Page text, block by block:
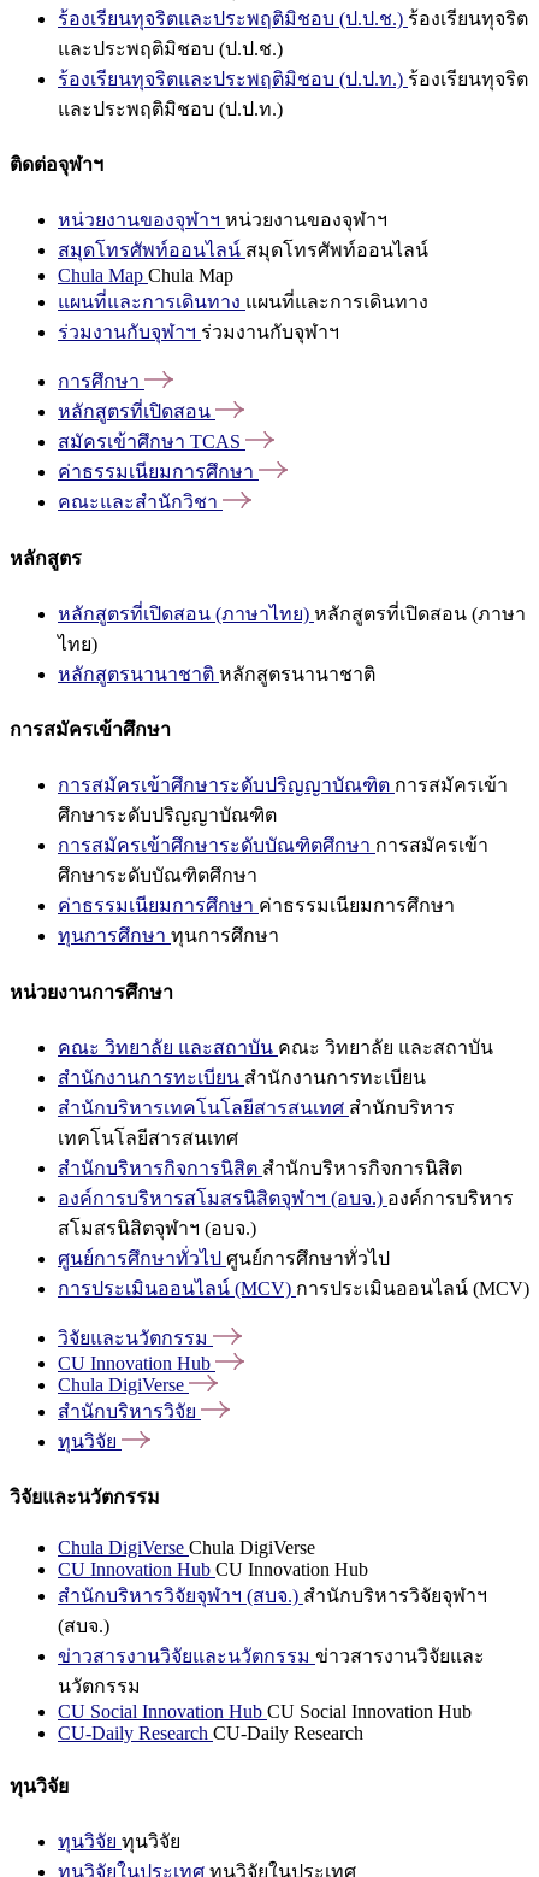
ร้องเรียนทุจริตและประพฤติมิชอบ (ป.ป.ช.) ร้องเรียนทุจริต
และประพฤติมิชอบ (ป.ป.ช.)
ร้องเรียนทุจริตและประพฤติมิชอบ (ป.ป.ท.) ร้องเรียนทุจริต
และประพฤติมิชอบ (ป.ป.ท.)
ติดต่อจุฬาฯ
หน่วยงานของจุฬาฯ หน่วยงานของจุฬาฯ
สมุดโทรศัพท์ออนไลน์ สมุดโทรศัพท์ออนไลน์
Chula Map Chula Map
แผนที่และการเดินทาง แผนที่และการเดินทาง
ร่วมงานกับจุฬาฯ ร่วมงานกับจุฬาฯ
การศึกษา
หลักสูตรที่เปิดสอน
สมัครเข้าศึกษา TCAS
ค่าธรรมเนียมการศึกษา
คณะและสำนักวิชา
หลักสูตร
หลักสูตรที่เปิดสอน (ภาษาไทย) หลักสูตรที่เปิดสอน (ภาษา
ไทย)
หลักสูตรนานาชาติ หลักสูตรนานาชาติ
การสมัครเข้าศึกษา
การสมัครเข้าศึกษาระดับปริญญาบัณฑิต การสมัครเข้า
ศึกษาระดับปริญญาบัณฑิต
การสมัครเข้าศึกษาระดับบัณฑิตศึกษา การสมัครเข้า
ศึกษาระดับบัณฑิตศึกษา
ค่าธรรมเนียมการศึกษา ค่าธรรมเนียมการศึกษา
ทุนการศึกษา ทุนการศึกษา
หน่วยงานการศึกษา
คณะ วิทยาลัย และสถาบัน คณะ วิทยาลัย และสถาบัน
สำนักงานการทะเบียน สำนักงานการทะเบียน
สำนักบริหารเทคโนโลยีสารสนเทศ สำนักบริหาร
เทคโนโลยีสารสนเทศ
สำนักบริหารกิจการนิสิต สำนักบริหารกิจการนิสิต
องค์การบริหารสโมสรนิสิตจุฬาฯ (อบจ.) องค์การบริหาร
สโมสรนิสิตจุฬาฯ (อบจ.)
ศูนย์การศึกษาทั่วไป ศูนย์การศึกษาทั่วไป
การประเมินออนไลน์ (MCV) การประเมินออนไลน์ (MCV)
วิจัยและนวัตกรรม
CU Innovation Hub
Chula DigiVerse
สำนักบริหารวิจัย
ทุนวิจัย
วิจัยและนวัตกรรม
Chula DigiVerse Chula DigiVerse
CU Innovation Hub CU Innovation Hub
สำนักบริหารวิจัยจุฬาฯ (สบจ.) สำนักบริหารวิจัยจุฬาฯ
(สบจ.)
ข่าวสารงานวิจัยและนวัตกรรม ข่าวสารงานวิจัยและ
นวัตกรรม
CU Social Innovation Hub CU Social Innovation Hub
CU-Daily Research CU-Daily Research
ทุนวิจัย
ทุนวิจัย ทุนวิจัย
ทุนวิจัยในประเทศ ทุนวิจัยในประเทศ